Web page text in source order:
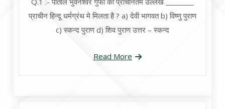
प्राचीन हिन्दू धर्मग्रंथ मे मिलता है ? a) देवी भागवत b) विष्णु पुराण
c) स्कन्द पुराण d) शिव पुराण उत्तर – स्कन्द
Read More